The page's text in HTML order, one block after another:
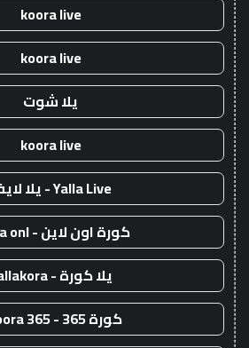
koora live
koora live
يلا شوت
koora live
Yalla Live - يلا لايف
كورة اون لاين - koora onl
يلا كورة - yallakora
كورة 365 - kooora 365